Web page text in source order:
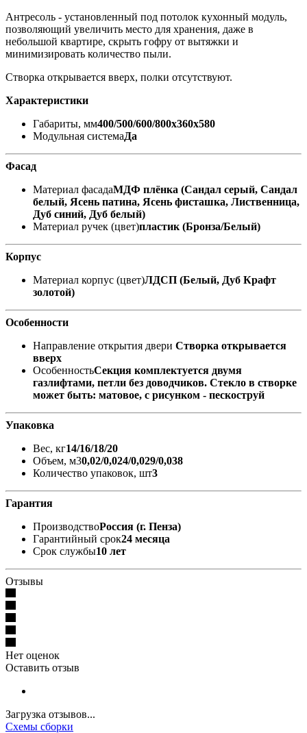
Антресоль - установленный под потолок кухонный модуль,
позволяющий увеличить место для хранения, даже в
небольшой квартире, скрыть гофру от вытяжки и
минимизировать количество пыли.
Створка открывается вверх, полки отсутствуют.
Характеристики
Габариты, мм400/500/600/800х360х580
Модульная системаДа
Фасад
Материал фасадаМДФ плёнка (Сандал серый, Сандал
белый, Ясень патина, Ясень фисташка, Лиственница,
Дуб синий, Дуб белый)
Материал ручек (цвет)пластик (Бронза/Белый)
Корпус
Материал корпус (цвет)ЛДСП (Белый, Дуб Крафт
золотой)
Особенности
Направление открытия двери Створка открывается
вверх
ОсобенностьСекция комплектуется двумя
газлифтами, петли без доводчиков. Стекло в створке
может быть: матовое, с рисунком - пескоструй
Упаковка
Вес, кг14/16/18/20
Объем, м30,02/0,024/0,029/0,038
Количество упаковок, шт3
Гарантия
ПроизводствоРоссия (г. Пенза)
Гарантийный срок24 месяца
Срок службы10 лет
Отзывы
Нет оценок
Оставить отзыв
Загрузка отзывов...
Схемы сборки